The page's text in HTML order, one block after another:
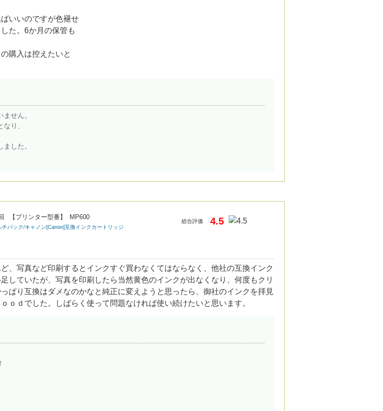
いいのですが色褪せ
た。6か月の保管も
購入は控えたいと
せん。
り、
した。
【プリンター型番】 MP600
パック/キャノン[Canon]互換インクカートリッジ
総合評価 4.5
、写真など印刷するとインクすぐ買わなくてはならなく、他社の互換インク
していたが、写真を印刷したら当然黄色のインクが出なくなり、何度もクリ
ぱり互換はダメなのかなと純正に変えようと思ったら、御社のインクを拝見
ｏｄでした。しばらく使って問題なければ使い続けたいと思います。